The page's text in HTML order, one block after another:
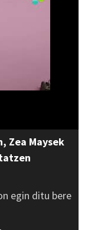
Zea Maysek
egin ditu bere